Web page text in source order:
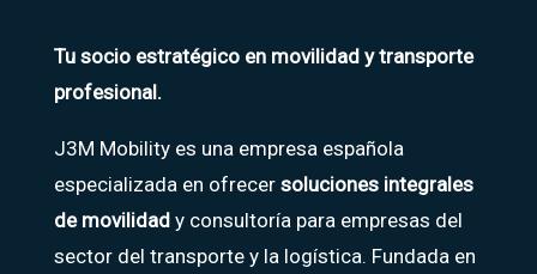
Tu socio estratégico en movilidad y transporte
profesional.
J3M Mobility es una empresa española
especializada en ofrecer soluciones integrales
de movilidad y consultoría para empresas del
sector del transporte y la logística. Fundada en